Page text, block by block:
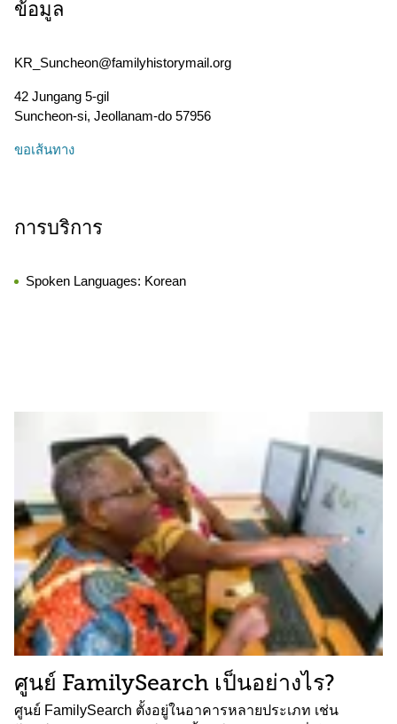
ข้อมูล
KR_Suncheon@familyhistorymail.org
42 Jungang 5-gil
Suncheon-si, Jeollanam-do 57956
ขอเส้นทาง
การบริการ
Spoken Languages: Korean
ศูนย์ FamilySearch เป็นอย่างไร?
ศูนย์ FamilySearch ตั้งอยู่ในอาคารหลายประเภท เช่น